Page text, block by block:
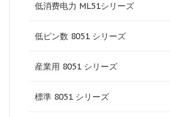
低消费电力 ML51シリーズ
低ピン数 8051 シリーズ
産業用 8051 シリーズ
標準 8051 シリーズ